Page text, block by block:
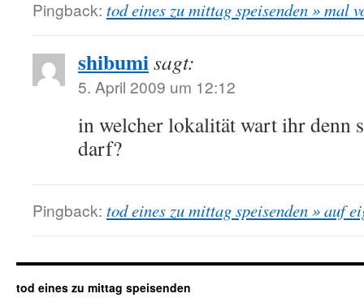
Pingback: tod eines zu mittag speisenden » mal
shibumisagt:
5. April 2009 um 12:12
in welcher lokalität wart ihr denn
darf?
Pingback: tod eines zu mittag speisenden » auf
tod eines zu mittag speisenden